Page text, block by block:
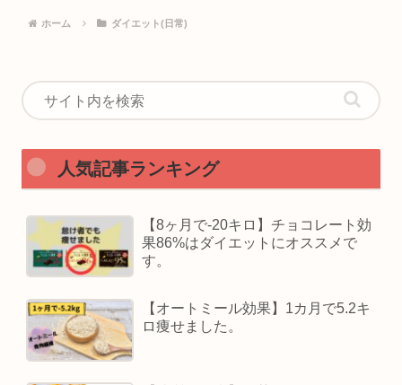
ホーム ダイエット(日常)
人気記事ランキング
【8ヶ月で-20キロ】チョコレート効
果86%はダイエットにオススメで
す。
【オートミール効果】1カ月で5.2キ
ロ痩せました。